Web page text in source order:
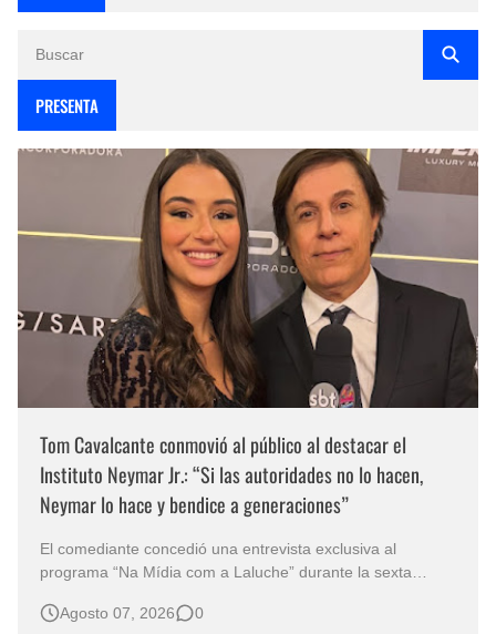
PRESENTA
Tom Cavalcante conmovió al público al destacar el
Instituto Neymar Jr.: “Si las autoridades no lo hacen,
Neymar lo hace y bendice a generaciones”
El comediante concedió una entrevista exclusiva al
programa “Na Mídia com a Laluche” durante la sexta
eventos benéficos más importantes de Brasil. En medio del
Agosto 07, 2026 0